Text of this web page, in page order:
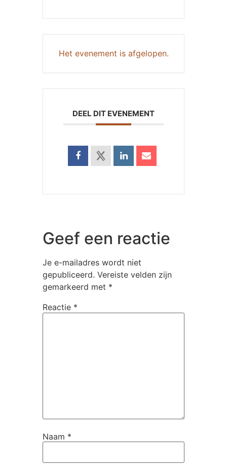
Het evenement is afgelopen.
DEEL DIT EVENEMENT
Geef een reactie
Je e-mailadres wordt niet
gepubliceerd. Vereiste velden zijn
gemarkeerd met *
Reactie *
Naam *